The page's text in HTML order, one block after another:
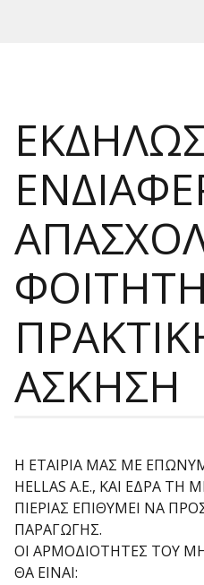
ΑΣΚΗΣΗ
Η ΕΤΑΙΡΙΑ ΜΑΣ ΜΕ
HELLAS A.E., ΚΑΙ ΕΔΡΑ
ΠΙΕΡΙΑΣ ΕΠΙΘΥΜΕΙ ΝΑ
ΠΑΡΑΓΩΓΗΣ.
ΟΙ ΑΡΜΟΔΙΟΤΗΤΕΣ ΤΟΥ
ΘΑ ΕΙΝΑΙ: